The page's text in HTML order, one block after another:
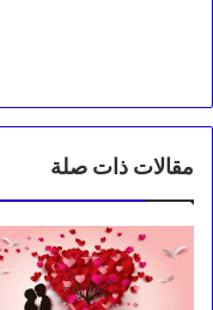
مقالات ذات صلة